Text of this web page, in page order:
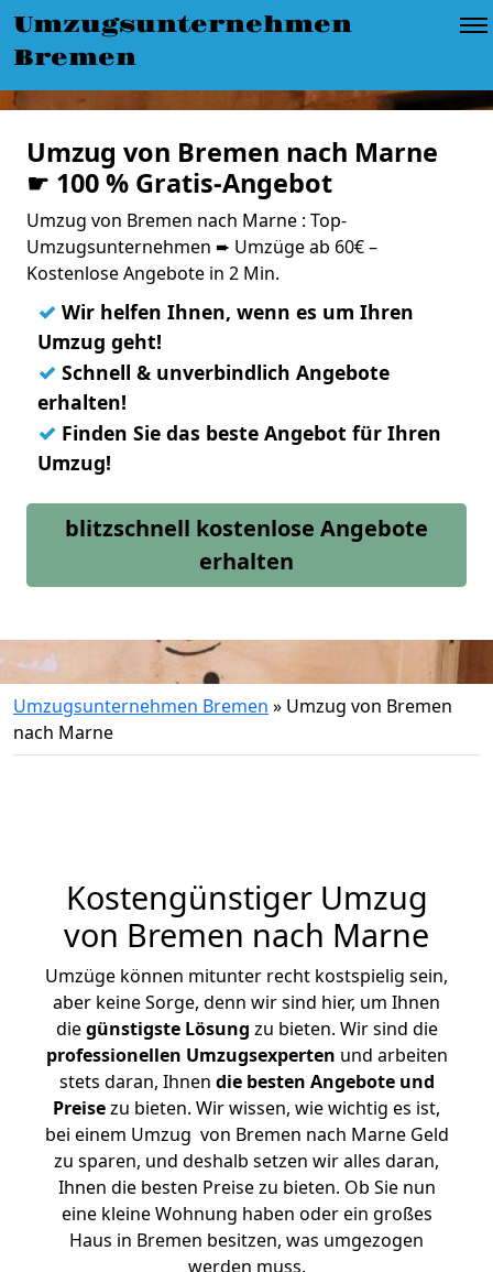
Umzugsunternehmen
Bremen
Umzug von Bremen nach Marne
☛ 100 % Gratis-Angebot
Umzug von Bremen nach Marne : Top-
Umzugsunternehmen ➨ Umzüge ab 60€ –
Kostenlose Angebote in 2 Min.
✓ Wir helfen Ihnen, wenn es um Ihren
Umzug geht!
✓ Schnell & unverbindlich Angebote
erhalten!
✓ Finden Sie das beste Angebot für Ihren
Umzug!
blitzschnell kostenlose Angebote
erhalten
Umzugsunternehmen Bremen » Umzug von Bremen
nach Marne
Kostengünstiger Umzug
von Bremen nach Marne
Umzüge können mitunter recht kostspielig sein,
aber keine Sorge, denn wir sind hier, um Ihnen
diegünstigste Lösung zu bieten. Wir sind die
professionellen Umzugsexperten und arbeiten
stets daran, Ihnen die besten Angebote und
Preisezu bieten. Wir wissen, wie wichtig es ist,
bei einem Umzug von Bremen nach Marne Geld
zu sparen, und deshalb setzen wir alles daran,
Ihnen die besten Preise zu bieten. Ob Sie nun
eine kleine Wohnung haben oder ein großes
Haus in Bremen besitzen, was umgezogen
werden muss.